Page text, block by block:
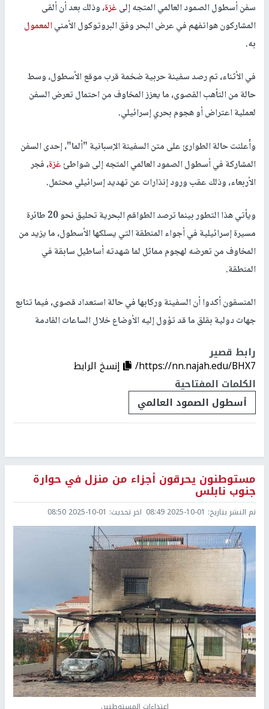
سفن أسطول الصمود العالمي المتجه إلىغزة، وذلك بعد أن ألقى
المشاركون هواتفهم في عرض البحر وفق البروتوكول الأمنيالمعمول
به.
في الأثناء، تم رصد سفينة حربية ضخمة قرب موقع الأسطول، وسط
حالة من التأهب القصوى، ما يعزز المخاوف من احتمال تعرض السفن
لعملية اعتراض أو هجوم بحري إسرائيلي.
وأُعلنت حالة الطوارئ على متن السفينة الإسبانية "ألما"، إحدى السفن
المشاركة في أسطول الصمود العالمي المتجه إلى شواطئغزة، فجر
الأربعاء، وذلك عقب ورود إنذارات عن تهديد إسرائيلي محتمل.
ويأتي هذا التطور بينما ترصد الطواقم البحرية تحليق نحو 20 طائرة
مسيرة إسرائيلية في أجواء المنطقة التي يسلكها الأسطول، ما يزيد من
المخاوف من تعرضه لهجوم مماثل لما شهدته أساطيل سابقة في
المنطقة.
المنسقون أكدوا أن السفينة وركابها في حالة استعداد قصوى، فيما تتابع
جهات دولية بقلق ما قد تؤول إليه الأوضاع خلال الساعات القادمة
رابط قصير
https://nn.najah.edu/BHX7/
إنسخ الرابط
الكلمات المفتاحية
أسطول الصمود العالمي
مستوطنون يحرقون أجزاء من منزل في حوارة
جنوب نابلس
تم النشر بتاريخ: 2025-10-01 08:49 اخر تحديث: 2025-10-01 08:50